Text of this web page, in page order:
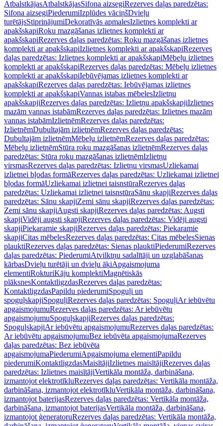
AtbalstkājasAtbalstkājasSifona aizsegiRezerves daļas paredzētas:
Sifona aizsegiPiederumiIzplūdes vāciņšDvieļu
turētājsStiprinājumiDekoratīvās apmalesIzlietnes komplekti ar
apakšskapiRoku mazgāšanas izlietnes komplekti ar
apakšskapiRezerves daļas paredzētas: Roku mazgāšanas izlietnes
komplekti ar apakšskapiIzlietnes komplekti ar apakšskapiRezerves
daļas paredzētas: Izlietnes komplekti ar apakšskapiMēbeļu izlietnes
komplekti ar apakšskapiRezerves daļas paredzētas: Mēbeļu izlietnes
komplekti ar apakšskapiIebūvējamas izlietnes komplekti ar
apakšskapiRezerves daļas paredzētas: Iebūvējamas izlietnes
komplekti ar apakšskapiVannas istabas mēbelesIzlietņu
apakšskapjiRezerves daļas paredzētas: Izlietņu apakšskapjiIzlietnes
mazām vannas istabāmRezerves daļas paredzētas: Izlietnes mazām
vannas istabāmIzlietnēmRezerves daļas paredzētas:
IzlietnēmDubultajām izlietnēmRezerves daļas paredzētas:
Dubultajām izlietnēmMēbeļu izlietnēmRezerves daļas paredzētas:
Mēbeļu izlietnēmStūra roku mazgāšanas izlietnēmRezerves daļas
paredzētas: Stūra roku mazgāšanas izlietnēmIzlietņu
virsmasRezerves daļas paredzētas: Izlietņu virsmasUzliekamai
izlietnei bļodas formāRezerves daļas paredzētas: Uzliekamai izlietnei
bļodas formāUzliekamai izlietnei taisnstūraRezerves daļas
paredzētas: Uzliekamai izlietnei taisnstūraSānu skapjiRezerves daļas
paredzētas: Sānu skapjiZemi sānu skapjiRezerves daļas paredzētas:
Zemi sānu skapjiAugsti skapjiRezerves daļas paredzētas: Augsti
skapjiVidēji augsti skapjiRezerves daļas paredzētas: Vidēji augsti
skapjiPiekaramie skapjiRezerves daļas paredzētas: Piekaramie
skapjiCitas mēbelesRezerves daļas paredzētas: Citas mēbelesSienas
plauktiRezerves daļas paredzētas: Sienas plauktiPiederumiRezerves
daļas paredzētas: PiederumiAtvilktņu sadalītāji un uzglabāšanas
kārbasDvieļu turētāji un dvieļu āķiApgaismojuma
elementiRokturiKāju komplektiMagnētiskās
plāksnesKontaktligzdasRezerves daļas paredzētas:
KontaktligzdasPapildu piederumiSpoguļi un
spoguļskapjiSpoguļiRezerves daļas paredzētas: SpoguļiAr iebūvētu
apgaismojumuRezerves daļas paredzētas: Ar iebūvētu
apgaismojumuSpoguļskapjiRezerves daļas paredzētas:
SpoguļskapjiAr iebūvētu apgaismojumuRezerves daļas paredzētas:
Ar iebūvētu apgaismojumuBez iebūvēta apgaismojumaRezerves
daļas paredzētas: Bez iebūvēta
apgaismojumaPiederumiApgaismojuma elementiPapildu
piederumiKontaktligzdasMaisītājiIzlietnes maisītājiRezerves daļas
paredzētas: Izlietnes maisītājiVertikāla montāža, darbināšana,
izmantojot elektrotīkluRezerves daļas paredzētas: Vertikāla montāža,
darbināšana, izmantojot elektrotīkluVertikāla montāža, darbināšana,
izmantojot baterijasRezerves daļas paredzētas: Vertikāla montāža,
darbināšana, izmantojot baterijasVertikāla montāža, darbināšana,
izmantojot ģeneratoruRezerves daļas paredzētas: Vertikāla montāža,